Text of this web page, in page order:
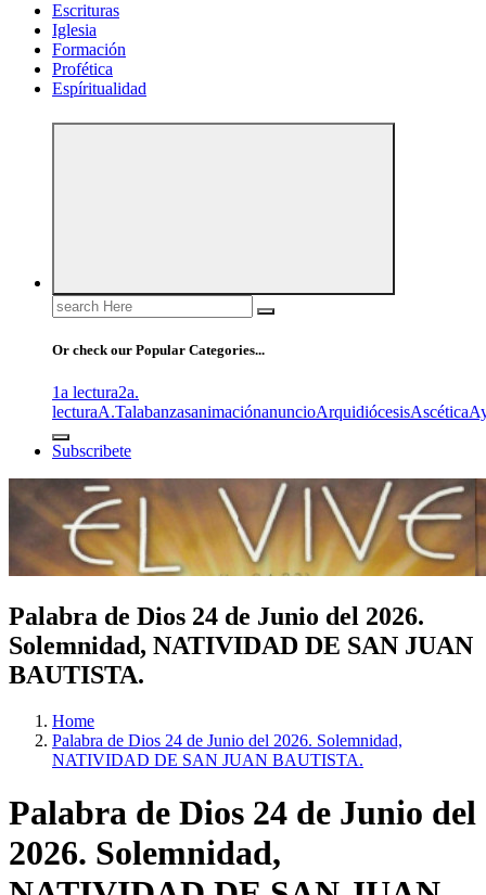
Escrituras
Iglesia
Formación
Profética
Espíritualidad
Search
for:
Or check our Popular Categories...
1a lectura2a.
lecturaA.TalabanzasanimaciónanuncioArquidiócesisAscética
Subscribete
Palabra de Dios 24 de Junio del 2026.
Solemnidad, NATIVIDAD DE SAN JUAN
BAUTISTA.
Home
Palabra de Dios 24 de Junio del 2026. Solemnidad,
NATIVIDAD DE SAN JUAN BAUTISTA.
Palabra de Dios 24 de Junio del
2026. Solemnidad,